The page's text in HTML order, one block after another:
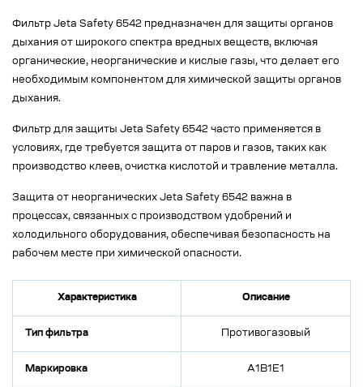
Фильтр Jeta Safety 6542 предназначен для защиты органов
дыхания от широкого спектра вредных веществ, включая
органические, неорганические и кислые газы, что делает его
необходимым компонентом для химической защиты органов
дыхания.
Фильтр для защиты Jeta Safety 6542 часто применяется в
условиях, где требуется защита от паров и газов, таких как
производство клеев, очистка кислотой и травление металла.
Защита от неорганических Jeta Safety 6542 важна в
процессах, связанных с производством удобрений и
холодильного оборудования, обеспечивая безопасность на
рабочем месте при химической опасности.
Характеристика Описание
Тип фильтра Противогазовый
Маркировка A1B1E1